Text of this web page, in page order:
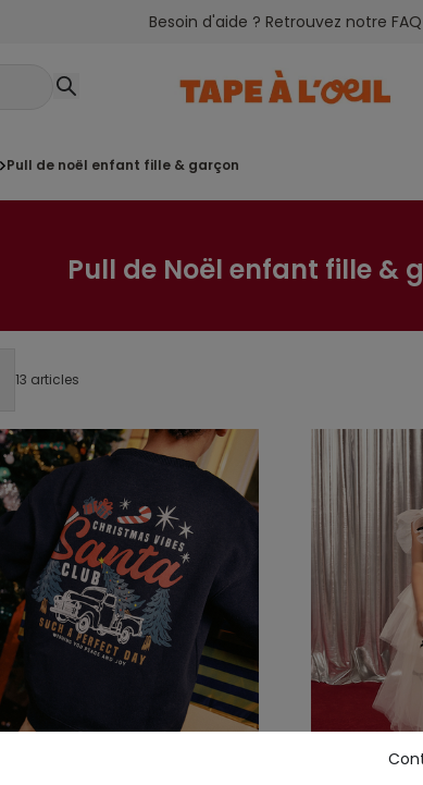
Besoin d'aide ? Retrouvez notre FAQ
pull de noël enfant fille & garçon
Pull de Noël enfant fille &
13 articles
Outlet -50%*